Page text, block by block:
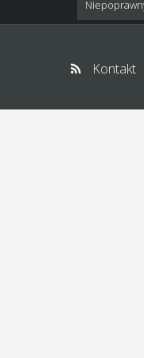
Kontakt